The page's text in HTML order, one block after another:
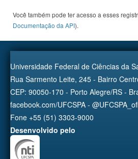
Você também pode ter acesso a esses
Documentação da API).
Universidade Federal de Ciências da
Rua Sarmento Leite, 245 - Bairro
CEP: 90050-170 - Porto Alegre/RS -
facebook.com/UFCSPA -
Fone +55 (51) 3303-9000
Desenvolvido pelo